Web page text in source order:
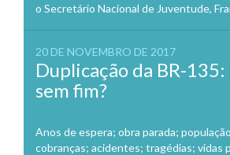
o Secretário Nacional de Juventude,
20 DE NOVEMBRO DE 2017
Duplicação da BR-135:
sem fim?
Anos de espera; obra parada;
cobranças; acidentes; tragédias; vidas